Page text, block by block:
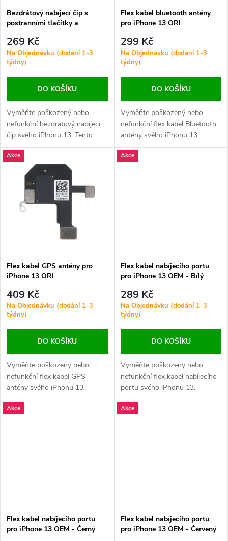
p
r
o
d
u
k
s
p
r
o
d
u
k
Bezdrátový nabíjecí čip s
postranními tlačítky a
iPhone 13 ORI
269 Kč
Na Objednávku (dodání 1-3
týdny)
DO KOŠÍKU
Vyměňte poškozený nebo
nefunkční bezdrátový nabíjecí
čip svého iPhonu 13. Tento
modul obsahuje také postranní
tlačítka a napájecí flex kabel,
které zajistí správné fungování
Flex kabel bluetooth antény
pro iPhone 13 ORI
299 Kč
Na Objednávku (dodání 1-3
týdny)
DO KOŠÍKU
Vyměňte poškozený nebo
nefunkční flex kabel Bluetooth
antény svého iPhonu 13.
Zajistěte stabilní připojení k
bezdrátovým zařízením a
Akce
Flex kabel GPS antény pro
iPhone 13 ORI
409 Kč
Na Objednávku (dodání 1-3
týdny)
DO KOŠÍKU
Vyměňte poškozený nebo
nefunkční flex kabel GPS
antény svého iPhonu 13.
Zajistěte přesnou polohu a
stabilní navigaci.
Akce
Flex kabel nabíjecího portu
pro iPhone 13 OEM - Bílý
289 Kč
Na Objednávku (dodání 1-3
týdny)
DO KOŠÍKU
Vyměňte poškozený nebo
nefunkční flex kabel nabíjecího
portu svého iPhonu 13.
Zajistěte stabilní nabíjení a
spolehlivý přenos dat.
Akce
Flex kabel nabíjecího portu
pro iPhone 13 OEM - Černý
Akce
Flex kabel nabíjecího portu
pro iPhone 13 OEM - Červený